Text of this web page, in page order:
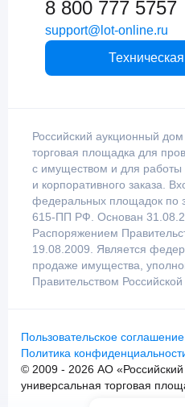
8 800 777 5757
support@lot-online.ru
Российский аукционный
торговая площадка для
с имуществом и для работы
и корпоративного заказа.
федеральных площадок по
615-ПП РФ. Основан
Распоряжением
19.08.2009. Является
продаже имущества,
Правительством
Пользовательское соглашение
Политика
© 2009 - 2026 АО
универсальная торговая